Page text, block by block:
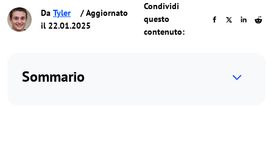
Da Tyler
/ Aggiornato
il 22.01.2025
Condividi
questo
contenuto:
Sommario